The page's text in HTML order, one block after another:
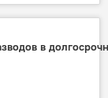
в